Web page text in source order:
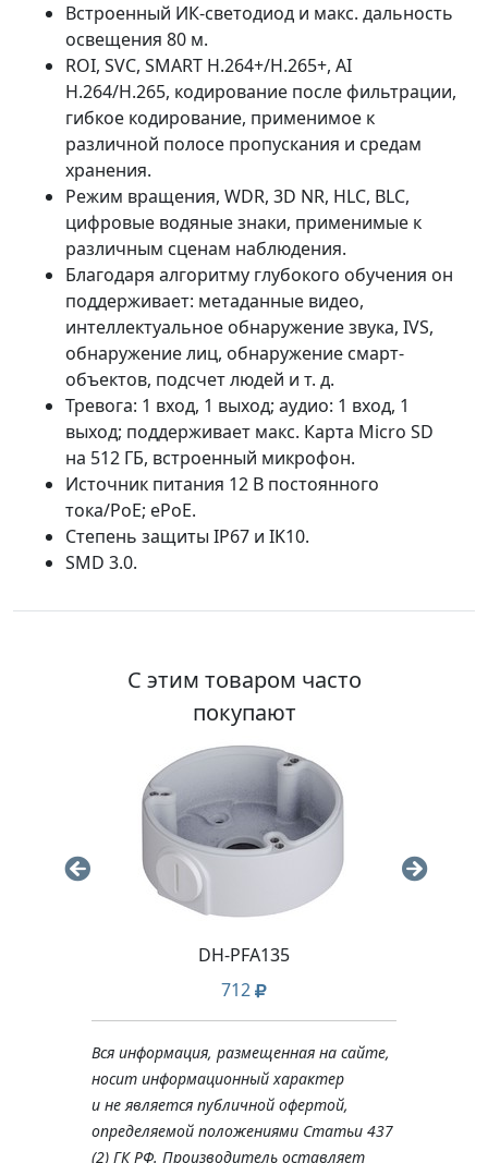
Встроенный ИК-светодиод и макс. дальность
освещения 80 м.
ROI, SVC, SMART H.264+/H.265+, AI
H.264/H.265, кодирование после фильтрации,
гибкое кодирование, применимое к
различной полосе пропускания и средам
хранения.
Режим вращения, WDR, 3D NR, HLC, BLC,
цифровые водяные знаки, применимые к
различным сценам наблюдения.
Благодаря алгоритму глубокого обучения он
поддерживает: метаданные видео,
интеллектуальное обнаружение звука, IVS,
обнаружение лиц, обнаружение смарт-
объектов, подсчет людей и т. д.
Тревога: 1 вход, 1 выход; аудио: 1 вход, 1
выход; поддерживает макс. Карта Micro SD
на 512 ГБ, встроенный микрофон.
Источник питания 12 В постоянного
тока/PoE; ePoE.
Степень защиты IP67 и IK10.
SMD 3.0.
С этим товаром часто
покупают
DH-PFA135
712
Вся информация, размещенная на сайте,
носит информационный характер
и не является публичной офертой,
определяемой положениями Статьи 437
(2) ГК РФ. Производитель оставляет